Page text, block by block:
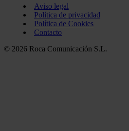
Aviso legal
Política de privacidad
Política de Cookies
Contacto
© 2026 Roca Comunicación S.L.